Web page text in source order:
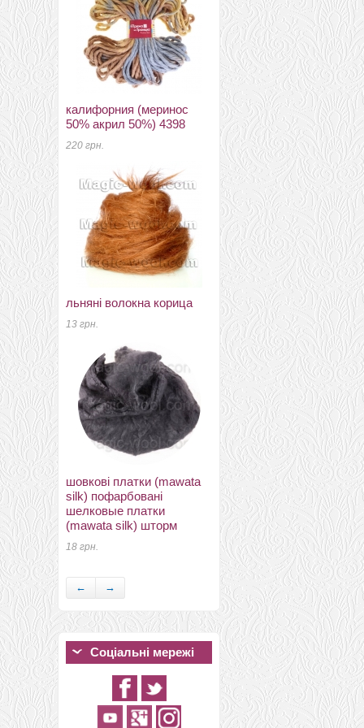
калифорния (меринос
50% акрил 50%) 4398
220 грн.
льняні волокна корица
13 грн.
шовкові платки (mawata
silk) пофарбовані
шелковые платки
(mawata silk) шторм
18 грн.
меринос 22-24мкм
Україна ТМ Наша пряжа
маріне
52 грн.
фетр 3мм 20смх30см
полиэстер неоново
розовый
17 грн.
шовкTussah кольоровий
солнце (sun)
7 грн.
← →
Соціальні мережі